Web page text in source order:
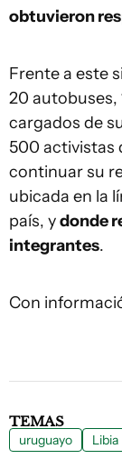
obtuvieron
Frente a este
20 autobuses,
cargados de
500 activistas
continuar su
ubicada en la
país, ydonde
integrantes.
Con
TEMAS
uruguayo Libia